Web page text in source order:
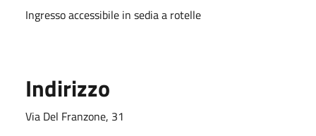
Ingresso accessibile in sedia a rotelle
Indirizzo
Via Del Franzone, 31